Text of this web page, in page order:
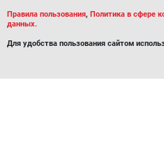
Правила пользования, Политика в сфере
данных.
Для удобства пользования сайтом